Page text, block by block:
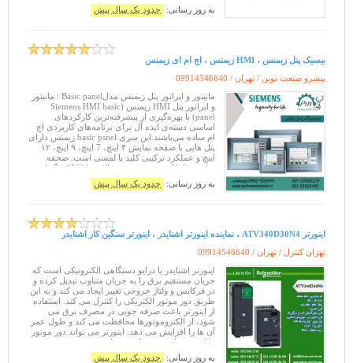
پوشاک، ضخامت کم این تگ ها است.
به روز رسانی: حدود یک سال پیش
بیسیک پنل زیمنس ، HMI زیمنس ، اچ ام ای زیمنس
پیشرو صنعت نوین / تهران / 09914546640
مانیتور و اپراتور پنل زیمنس مدلBasic panel : مانیتور
و اپراتور پنل HMI زیمنس (Siemens HMI basic
panel) با بهره‌گیری از پیشرفته‌ترین کارکردهای
اساسی دسته‌ی ایده آل برای برنامه‌های کاربردی اچ
ام ساده می‌باشند.این سری basic psnel زیمنس دارای
پنل هایی با صفحه نمایش ۴ اینچ، 7 اینچ، ۹ اینچ، ۱۲
اینچ و عملکرد ترکیبی کلید یا لمسی است. صحفه
نمایش ها با کیفیت و وضوحی بالا در 65000 رنگ است
و قابلیت این را
به روز رسانی: حدود یک سال پیش
اینورتر ATV340D30N4 ، نماینده اینورتر اشنایدر ، اینورتر سنگین کار اشنایدر
تهران کنترل / تهران / 09914546640
اینورتر اشنایدر یا درایو دستگاهی الکترونیکی است که
جریان مستقیم برق را به جریان متناوب تبدیل کرده و
در فرکانس و ولتاژ خروجی تغییر ایجاد می کند و به این
طریق دور موتور الکتریکی را کنترل می کند. استفاده
از اینورتر باعث صرفه جویی در مصرف برق می
شود، از الکتروموتورها محافظت می کند و طول عمر
آن ها را افزایش می دهد. اینورتر می تواند دور موتور
را از صفر تا چندین برابر دور نامی نوشته شده روی
پلاک موتور تغ
به روز رسانی: حدود یک سال پیش